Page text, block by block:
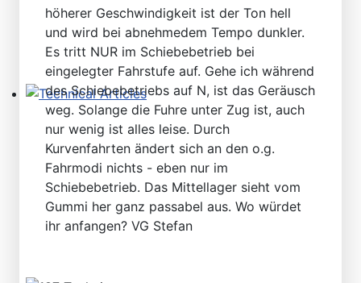
Technical Articles
höherer Geschwindigkeit ist der Ton hell
und wird bei abnehmedem Tempo dunkler.
Es tritt NUR im Schiebebetrieb bei
eingelegter Fahrstufe auf. Gehe ich während
des Schiebebetriebs auf N, ist das Geräusch
weg. Solange die Fuhre unter Zug ist, auch
nur wenig ist alles leise. Durch
Kurvenfahrten ändert sich an den o.g.
Fahrmodi nichts - eben nur im
Schiebebetrieb. Das Mittellager sieht vom
Gummi her ganz passabel aus. Wo würdet
ihr anfangen? VG Stefan